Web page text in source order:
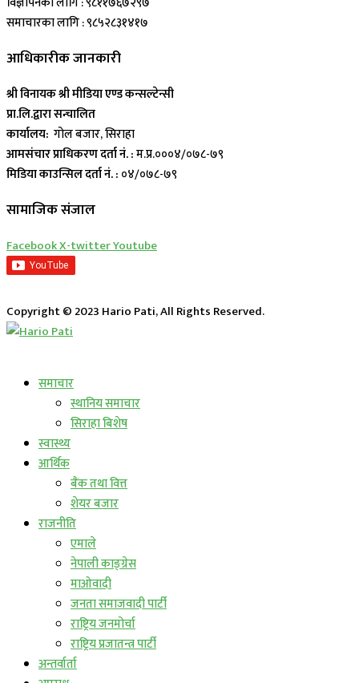
समाचारका लागि : ९८५२८३१४१७
आधिकारीक जानकारी
श्री विनायक श्री मीडिया एण्ड कन्सल्टेन्सी
प्रा.लि.द्वारा सन्चालित
कार्यालय: गोल बजार, सिराहा
आमसंचार प्राधिकरण दर्ता नं. :म.प्र.०००४/०७८-७९
मिडिया काउन्सिल दर्ता नं. : ०४/०७८-७९
सामाजिक संजाल
FacebookX-twitterYoutube
Copyright © 2023 Hario Pati, All Rights Reserved.
समाचार
स्थानिय समाचार
सिराहा बिशेष
स्वास्थ्य
आर्थिक
बैंक तथा वित्त
शेयर बजार
राजनीति
एमाले
नेपाली काङ्ग्रेस
माओवादी
जनता समाजवादी पार्टी
राष्ट्रिय जनमोर्चा
राष्ट्रिय प्रजातन्त्र पार्टी
अन्तर्वार्ता